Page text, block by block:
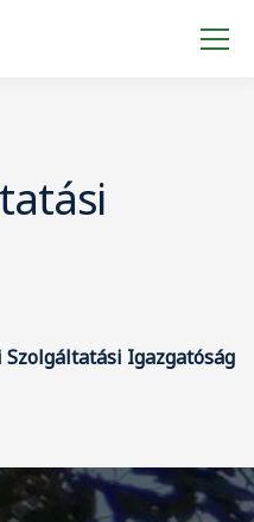
Szolgáltatási Igazgatóság